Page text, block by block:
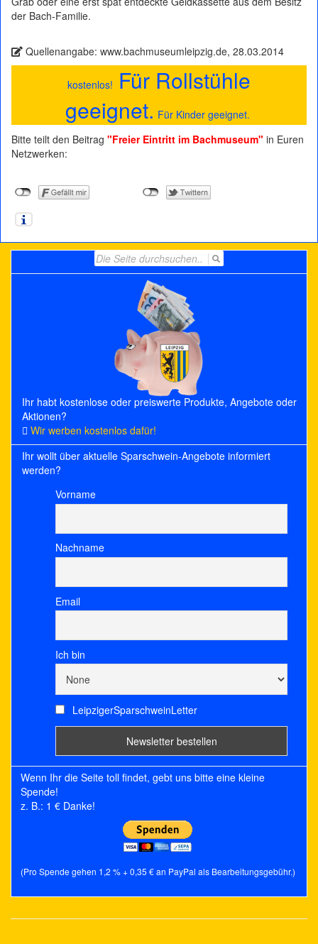
der Bach-Familie.
Quellenangabe: www.bachmuseumleipzig.de, 28.03.2014
kostenlos! Für Rollstühle
geeignet. Für Kinder geeignet.
Bitte teilt den Beitrag "Freier Eintritt im Bachmuseum" in Euren
Netzwerken:
for:
Ihr habt kostenlose oder preiswerte Produkte, Angebote oder
Aktionen?
Wir werben kostenlos dafür!
Ihr wollt über aktuelle Sparschwein-Angebote informiert
werden?
Vorname
Nachname
Email
Ich bin
LeipzigerSparschweinLetter
Wenn Ihr die Seite toll findet, gebt uns bitte eine kleine
Spende!
z. B.: 1 € Danke!
(Pro Spende gehen 1,2 % + 0,35 € an PayPal als Bearbeitungsgebühr.)